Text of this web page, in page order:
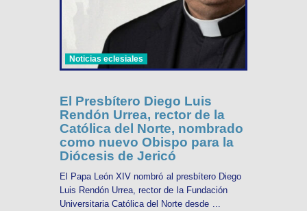
Noticias eclesiales
El Presbítero Diego Luis
Rendón Urrea, rector de la
Católica del Norte, nombrado
como nuevo Obispo para la
Diócesis de Jericó
El Papa León XIV nombró al presbítero Diego
Luis Rendón Urrea, rector de la Fundación
Universitaria Católica del Norte desde ...